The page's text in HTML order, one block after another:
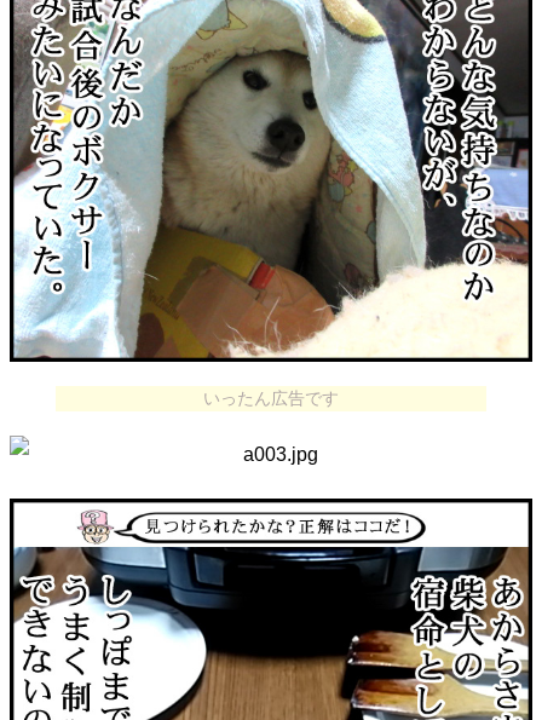
いったん広告です